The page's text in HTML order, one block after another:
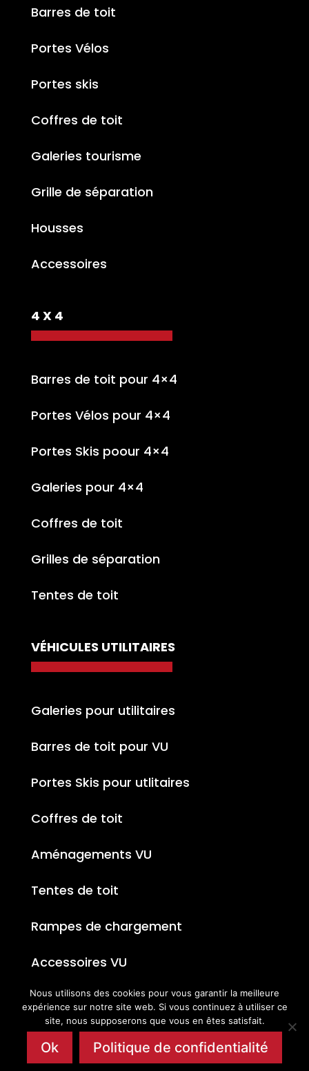
Barres de toit
Portes Vélos
Portes skis
Coffres de toit
Galeries tourisme
Grille de séparation
Housses
Accessoires
4 X 4
Barres de toit pour 4×4
Portes Vélos pour 4×4
Portes Skis poour 4×4
Galeries pour 4×4
Coffres de toit
Grilles de séparation
Tentes de toit
VÉHICULES UTILITAIRES
Galeries pour utilitaires
Barres de toit pour VU
Portes Skis pour utlitaires
Coffres de toit
Aménagements VU
Tentes de toit
Rampes de chargement
Accessoires VU
Nous utilisons des cookies pour vous garantir la meilleure
expérience sur notre site web. Si vous continuez à utiliser ce
site, nous supposerons que vous en êtes satisfait.
Ok Politique de confidentialité